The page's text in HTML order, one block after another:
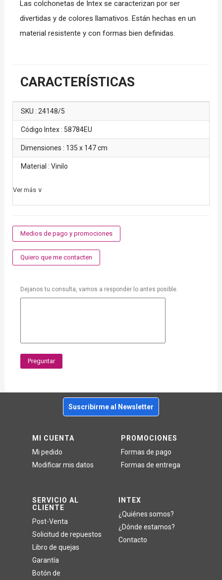
Las colchonetas de Intex se caracterizan por ser
divertidas y de colores llamativos. Están hechas en un
material resistente y con formas bien definidas.
CARACTERÍSTICAS
SKU : 24148/5
Código Intex : 58784EU
Dimensiones : 135 x 147 cm
Material : Vinilo
Ver más ∨
Medios de pago y promociones
Quiero que me contacten
Dejanos tu consulta, vamos a responder lo antes posible.
Preguntar
Suscribirme al Newsletter
MI CUENTA
Mi pedido
Modificar mis datos
SERVICIO AL
CLIENTE
Post-Venta
Solicitud de repuestos
Libro de quejas
Garantía
Botón de
PROMOCIONES
Formas de pago
Formas de entrega
INTEX
¿Quiénes somos?
¿Dónde estamos?
Contacto